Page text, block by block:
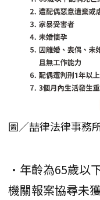
圖／喆律法律事務
•年齡為65歲以
機關報案協尋未